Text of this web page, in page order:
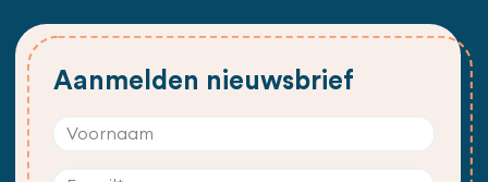
Aanmelden nieuwsbrief